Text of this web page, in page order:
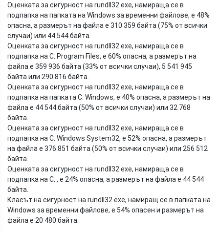
Оценката за сигурност на rundll32.exe, намираща се в
подпапка на папката на Windows за временни файлове, е 48%
опасна, а размерът на файла е 310 359 байта (75% от всички
случаи) или 44 544 байта.
Оценката за сигурност на rundll32.exe, намираща се в
подпапка на C: Program Files, е 60% опасна, а размерът на
файла е 359 936 байта (33% от всички случаи), 5 541 945
байта или 290 816 байта.
Оценката за сигурност на rundll32.exe, намираща се в
подпапка на папката C: Windows, е 40% опасна, а размерът на
файла е 44 544 байта (50% от всички случаи) или 32 768
байта.
Оценката за сигурност на rundll32.exe, намираща се в
подпапка на C: Windows System32, е 52% опасна, а размерът
на файла е 376 851 байта (50% от всички случаи) или 256 512
байта.
Оценката за сигурност на rundll32.exe, намираща се в
подпапка на C: , е 24% опасна, а размерът на файла е 44 544
байта.
Класът на сигурност на rundll32.exe, намиращ се в папката на
Windows за временни файлове, е 54% опасен и размерът на
файла е 20 480 байта.